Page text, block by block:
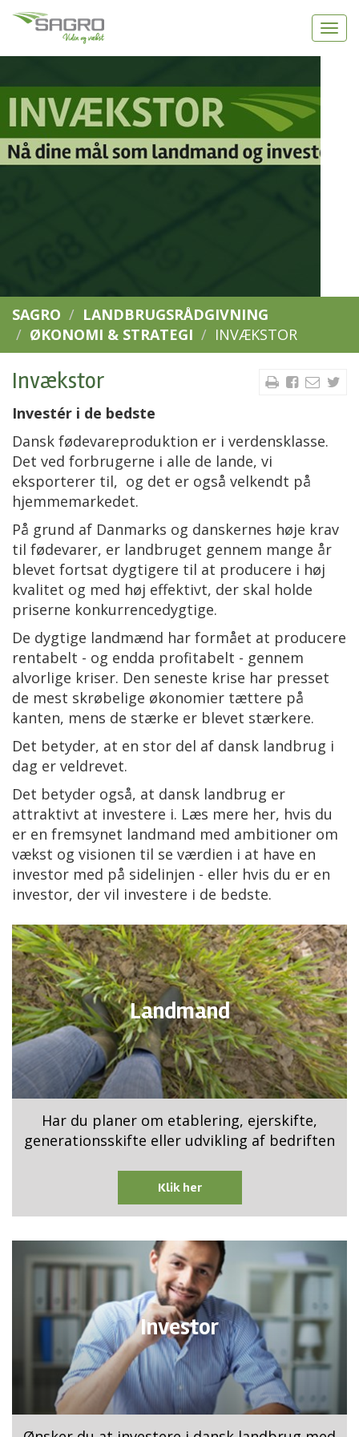
SAGRO
LANDBRUGSRÅDGIVNING
ØKONOMI & STRATEGI
INVÆKSTOR
Invækstor
Investér i de bedste
Dansk fødevareproduktion er i verdensklasse.
Det ved forbrugerne i alle de lande, vi
eksporterer til, og det er også velkendt på
hjemmemarkedet.
På grund af Danmarks og danskernes høje krav
til fødevarer, er landbruget gennem mange år
blevet fortsat dygtigere til at producere i høj
kvalitet og med høj effektivt, der skal holde
priserne konkurrencedygtige.
De dygtige landmænd har formået at producere
rentabelt - og endda profitabelt - gennem
alvorlige kriser. Den seneste krise har presset
de mest skrøbelige økonomier tættere på
kanten, mens de stærke er blevet stærkere.
Det betyder, at en stor del af dansk landbrug i
dag er veldrevet.
Det betyder også, at dansk landbrug er
attraktivt at investere i. Læs mere her, hvis du
er en fremsynet landmand med ambitioner om
vækst og visionen til se værdien i at have en
investor med på sidelinjen - eller hvis du er en
investor, der vil investere i de bedste.
Landmand
Har du planer om etablering, ejerskifte,
generationsskifte eller udvikling af bedriften
Klik her
Investor